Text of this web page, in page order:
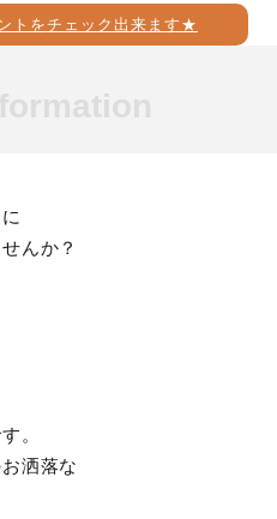
トをチェック出来ます★
んか？
。
洒落な